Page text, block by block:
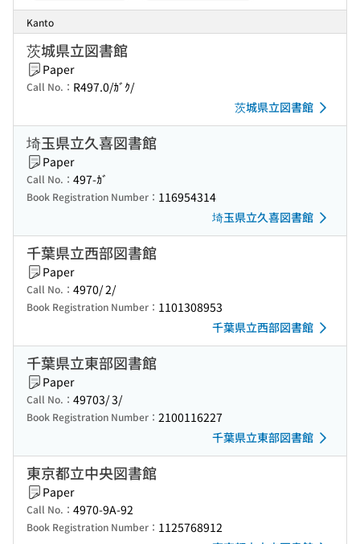
Kanto
茨城県立図書館
Paper
Call No.： R497.0/ｶﾞｸ/
茨城県立図書館
埼玉県立久喜図書館
Paper
Call No.： 497-ｶﾞ
Book Registration Number： 116954314
埼玉県立久喜図書館
千葉県立西部図書館
Paper
Call No.： 4970/ 2/
Book Registration Number： 1101308953
千葉県立西部図書館
千葉県立東部図書館
Paper
Call No.： 49703/ 3/
Book Registration Number： 2100116227
千葉県立東部図書館
東京都立中央図書館
Paper
Call No.： 4970-9A-92
Book Registration Number： 1125768912